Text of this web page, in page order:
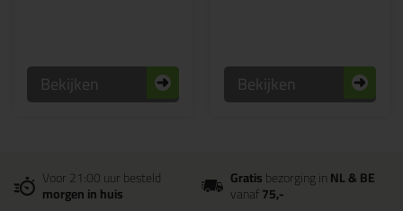
Bekijken Bekijken
Voor 21:00 uur besteld
morgen in huis
Gratisbezorging inNL & BE
vanaf75,-